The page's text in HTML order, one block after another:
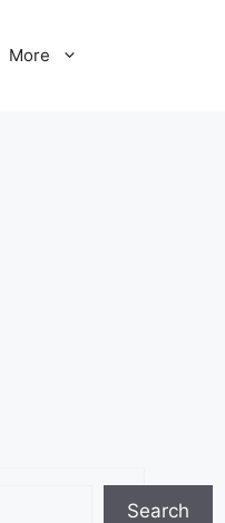
More
Search